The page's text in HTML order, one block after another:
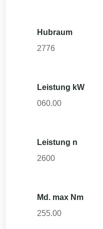
Hubraum
2776
Leistung kW
060.00
Leistung n
2600
Md. max Nm
255.00